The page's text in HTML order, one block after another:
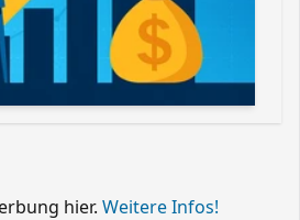
hier. Weitere Infos!